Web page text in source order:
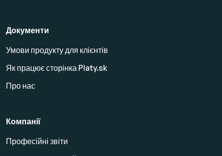
Документи
Умови продукту для клієнтів
Як працює сторінка Platy.sk
Про нас
Компанії
Професійні звіти